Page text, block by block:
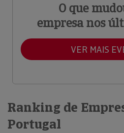
O que
empresa nos
VER MAIS
Ranking de
Portugal